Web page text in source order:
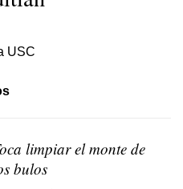
USC
limpiar el monte de
bulos